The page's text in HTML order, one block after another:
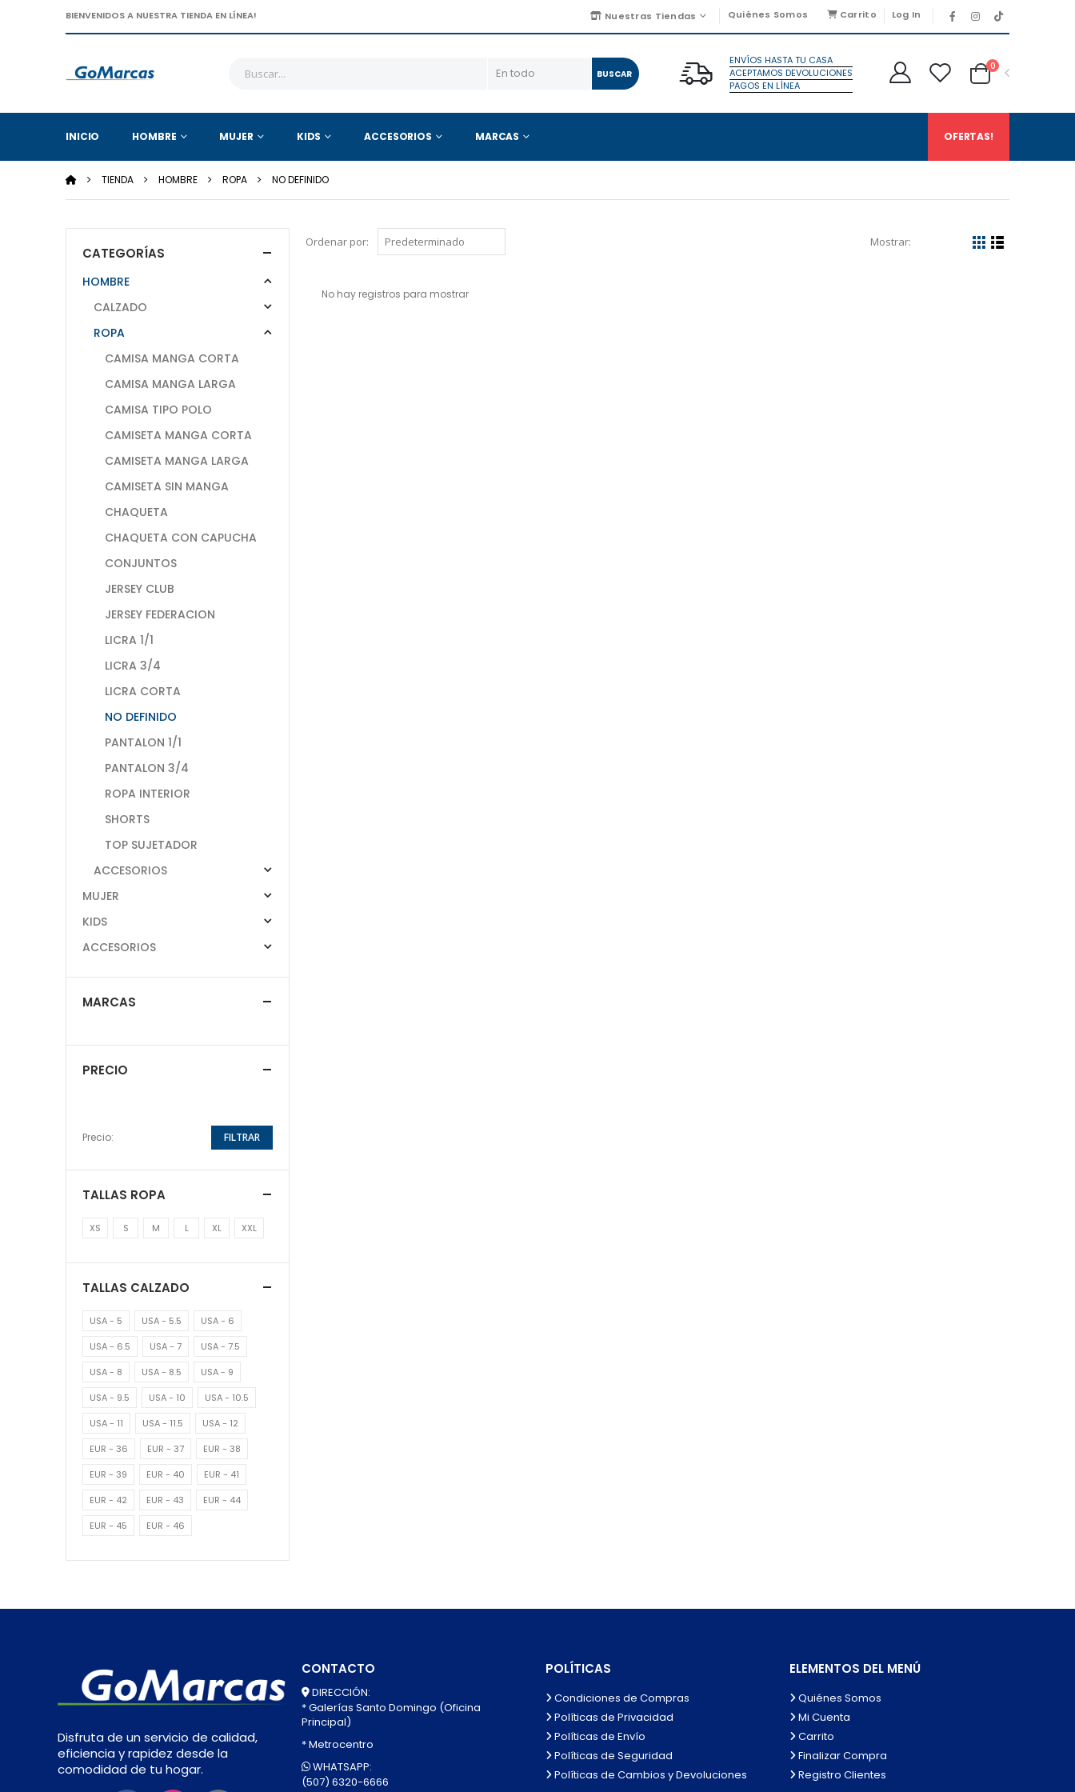
BIENVENIDOS A NUESTRA TIENDA EN LÍNEA! Nuestras Tiendas Quiénes Somos Carrito Log In
BUSCAR
ENVÍOS HASTA TU CASA
ACEPTAMOS DEVOLUCIONES
PAGOS EN LÍNEA
0
INICIO HOMBRE MUJER KIDS ACCESORIOS MARCAS OFERTAS!
TIENDA HOMBRE ROPA NO DEFINIDO
Ordenar por: Mostrar:
No hay registros para mostrar
CATEGORÍAS
HOMBRE
CALZADO
ROPA
CAMISA MANGA CORTA
CAMISA MANGA LARGA
CAMISA TIPO POLO
CAMISETA MANGA CORTA
CAMISETA MANGA LARGA
CAMISETA SIN MANGA
CHAQUETA
CHAQUETA CON CAPUCHA
CONJUNTOS
JERSEY CLUB
JERSEY FEDERACION
LICRA 1/1
LICRA 3/4
LICRA CORTA
NO DEFINIDO
PANTALON 1/1
PANTALON 3/4
ROPA INTERIOR
SHORTS
TOP SUJETADOR
ACCESORIOS
MUJER
KIDS
ACCESORIOS
MARCAS
PRECIO
Precio: FILTRAR
TALLAS ROPA
XS S M L XL XXL
TALLAS CALZADO
USA - 5 USA - 5.5
USA - 6
USA - 6.5
USA - 7
USA - 7.5
USA - 8
USA - 8.5
USA - 9
USA - 9.5
USA - 10
USA - 10.5
USA - 11
USA - 11.5
USA - 12
EUR - 36
EUR - 37
EUR - 38
EUR - 39
EUR - 40
EUR - 41
EUR - 42
EUR - 43
EUR - 44
EUR - 45
EUR - 46
Disfruta de un servicio de calidad,
eficiencia y rapidez desde la
comodidad de tu hogar.
CONTACTO
DIRECCIÓN:
* Galerías Santo Domingo (Oficina
Principal)
* Metrocentro
WHATSAPP:
(507) 6320-6666
POLÍTICAS
Condiciones de Compras
Políticas de Privacidad
Políticas de Envío
Políticas de Seguridad
Políticas de Cambios y Devoluciones
ELEMENTOS DEL MENÚ
Quiénes Somos
Mi Cuenta
Carrito
Finalizar Compra
Registro Clientes